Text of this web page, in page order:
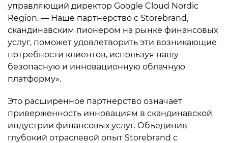
управляющий директор Google Cloud Nordic
Region. — Наше партнерство с Storebrand,
скандинавским пионером на рынке финансовых
услуг, поможет удовлетворить эти возникающие
потребности клиентов, используя нашу
безопасную и инновационную облачную
платформу».
Это расширенное партнерство означает
приверженность инновациям в скандинавской
индустрии финансовых услуг. Объединив
глубокий отраслевой опыт Storebrand с